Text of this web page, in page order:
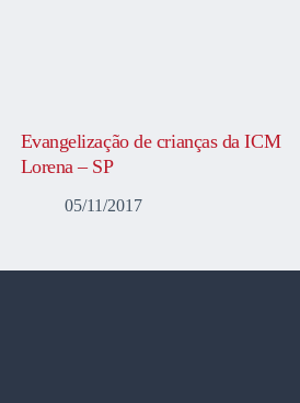
Evangelização de crianças da ICM
Lorena – SP
05/11/2017